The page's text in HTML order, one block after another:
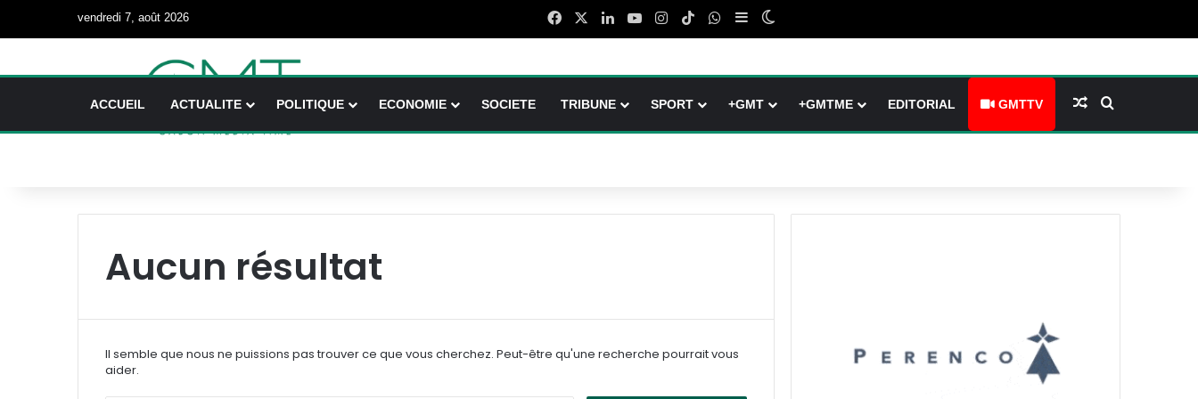
vendredi 7, août 2026 FacebookLinkedinYouTubeInstagram
TikTokWhatsApp
Sidebar (barre latérale)
ACCUEIL ACTUALITE POLITIQUE ECONOMIE SOCIETE TRIBUNE SPORT +GMT +GMTME EDITORIAL GMTTV Article Aléatoire
Aucun résultat
Il semble que nous ne puissions pas trouver ce que vous cherchez. Peut-être qu'une recherche pourrait vous
aider.